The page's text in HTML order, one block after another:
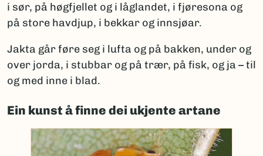
i sør, på høgfjellet og i låglandet, i fjøresona og
på store havdjup, i bekkar og innsjøar.
Jakta går føre seg i lufta og på bakken, under og
over jorda, i stubbar og på trær, på fisk, og ja – til
og med inne i blad.
Ein kunst å finne dei ukjente artane